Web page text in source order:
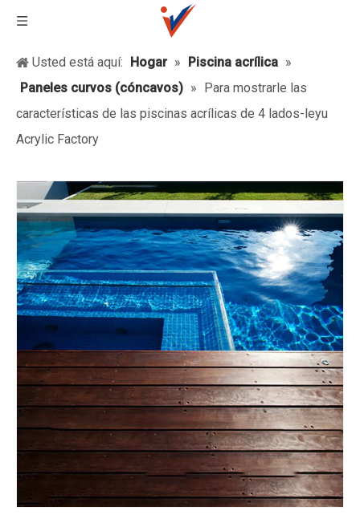
Usted está aquí: Hogar » Piscina acrílica »
Paneles curvos (cóncavos) » Para mostrarle las
características de las piscinas acrílicas de 4 lados-leyu
Acrylic Factory